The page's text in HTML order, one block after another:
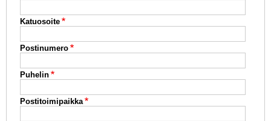
Katuosoite
Postinumero
Puhelin
Postitoimipaikka